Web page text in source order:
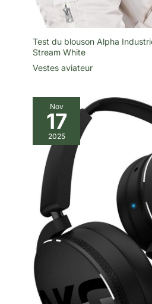
Test du blouson Alpha
Stream White
Vestes aviateur
Nov
17
2025